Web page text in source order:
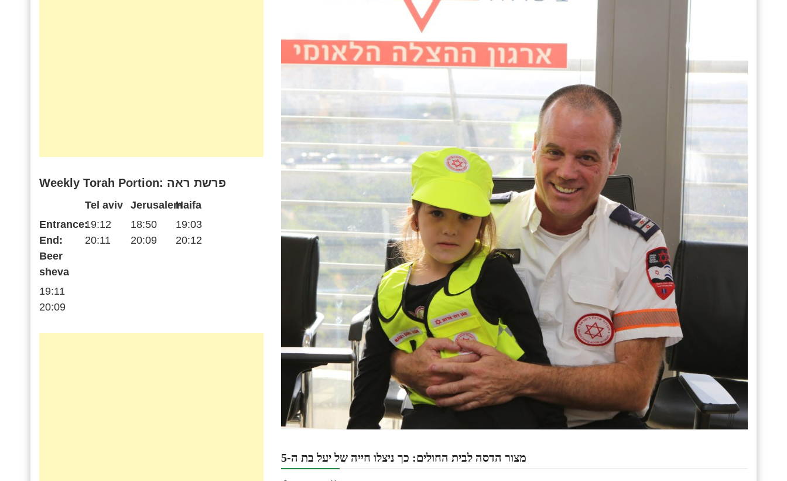
מצור הדסה לבית החולים: כך ניצלו חייה של יעל בת ה-5
Weekly Torah Portion: פרשת ראה
Entrance:
End:
Tel aviv
19:12
20:11
Jerusalem
18:50
20:09
Haifa
19:03
20:12
Beer
sheva
19:11
20:09